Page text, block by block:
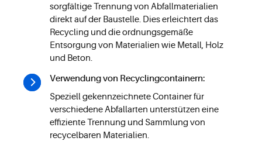
sorgfältige Trennung von Abfallmaterialien
direkt auf der Baustelle. Dies erleichtert das
Recycling und die ordnungsgemäße
Entsorgung von Materialien wie Metall, Holz
und Beton.
Verwendung von Recyclingcontainern:
Speziell gekennzeichnete Container für
verschiedene Abfallarten unterstützen eine
effiziente Trennung und Sammlung von
recycelbaren Materialien.